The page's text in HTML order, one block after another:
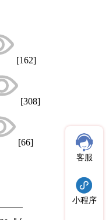
[162]
[308]
[66]
客服
小程序